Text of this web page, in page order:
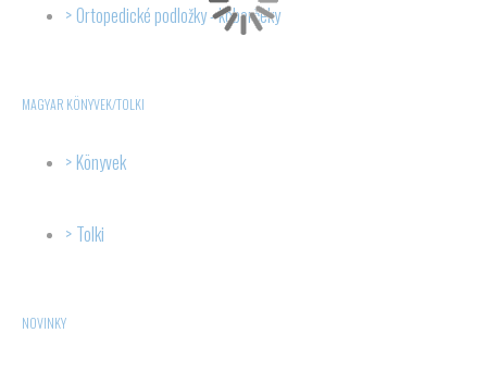
Ortopedické podložky - koberčeky
MAGYAR KÖNYVEK/TOLKI
Könyvek
Tolki
NOVINKY